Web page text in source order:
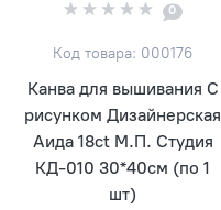
0
Код товара: 000176
Канва для вышивания С
рисунком Дизайнерская
Аида 18ct М.П. Студия
КД-010 30*40см (по 1
шт)